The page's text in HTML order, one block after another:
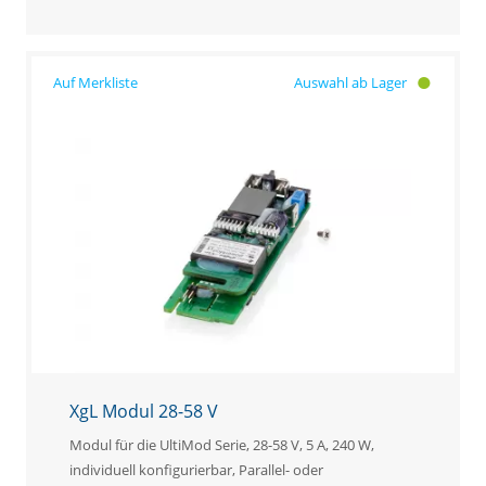
Auswahl ab Lager
XgL Modul 28-58 V
Modul für die UltiMod Serie, 28-58 V, 5 A, 240 W,
individuell konfigurierbar, Parallel- oder